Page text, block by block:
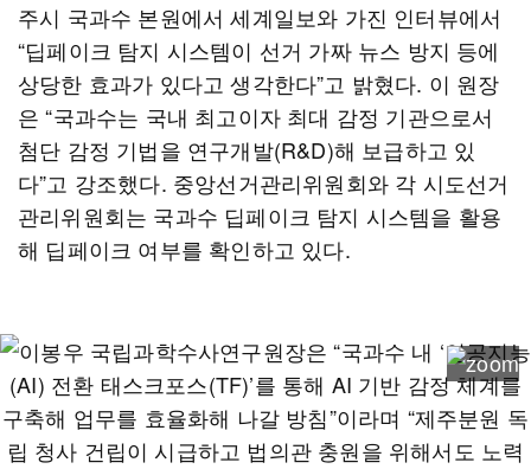
주시 국과수 본원에서 세계일보와 가진 인터뷰에서
“딥페이크 탐지 시스템이 선거 가짜 뉴스 방지 등에
상당한 효과가 있다고 생각한다”고 밝혔다. 이 원장
은 “국과수는 국내 최고이자 최대 감정 기관으로서
첨단 감정 기법을 연구개발(R&D)해 보급하고 있
다”고 강조했다. 중앙선거관리위원회와 각 시도선거
관리위원회는 국과수 딥페이크 탐지 시스템을 활용
해 딥페이크 여부를 확인하고 있다.